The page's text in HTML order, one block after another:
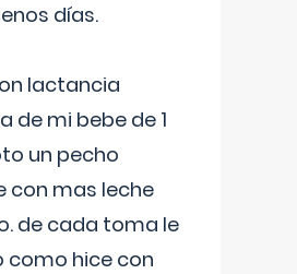
días.
lactancia
de mi bebe de 1
un pecho
con mas leche
de cada toma le
como hice con